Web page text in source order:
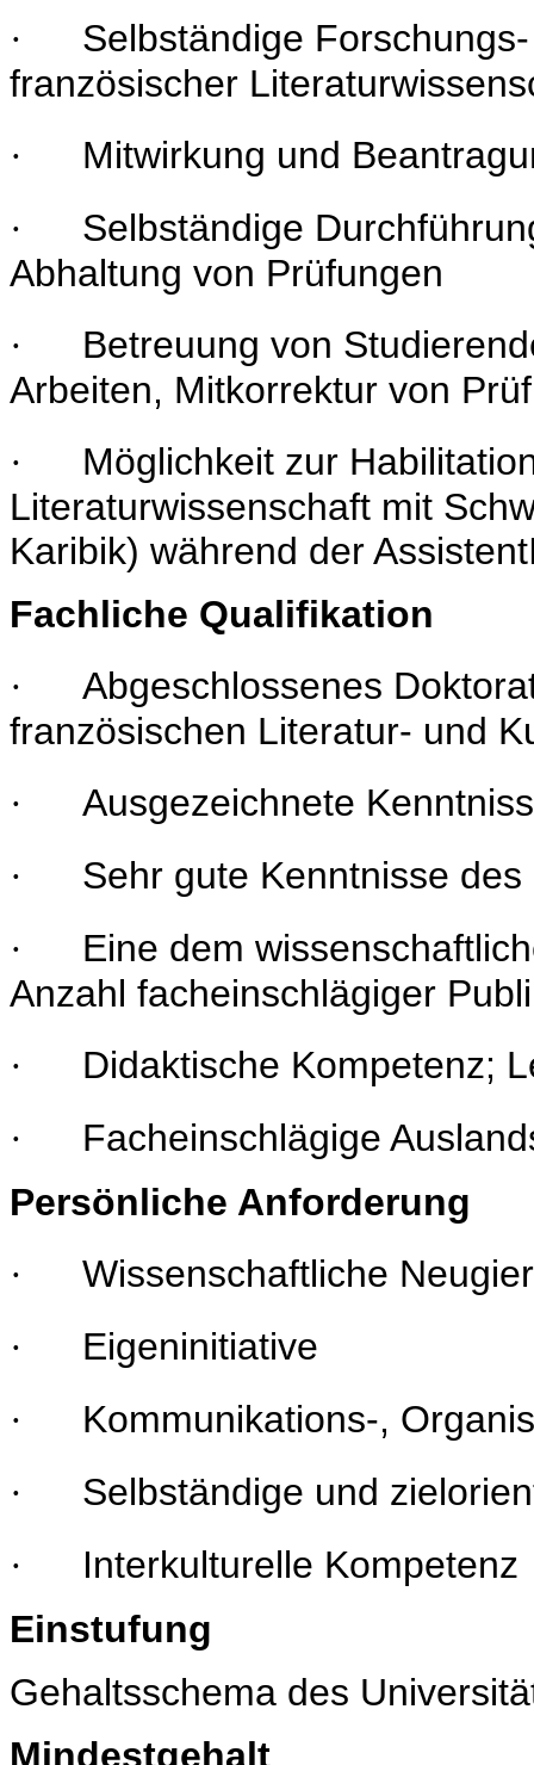
·
Selbständige
französischer
· Mitwirkung und
·
Selbständige
Abhaltung von Prüfungen
·
Betreuung von
Arbeiten, Mitkorrektur von
·
Möglichkeit zur
Literaturwissenschaft mit
Karibik) während der
Fachliche Qualifikation
·
Abgeschlossenes
französischen Literatur- und
· Ausgezeichnete
· Sehr gute Kenntnisse
·
Eine dem
Anzahl facheinschlägiger
· Didaktische Kompetenz;
·
Facheinschlägige
Persönliche Anforderung
· Wissenschaftliche Neugier
· Eigeninitiative
· Kommunikations-,
· Selbständige und
·
Interkulturelle Kompetenz
Einstufung
Gehaltsschema des
Mindestgehalt